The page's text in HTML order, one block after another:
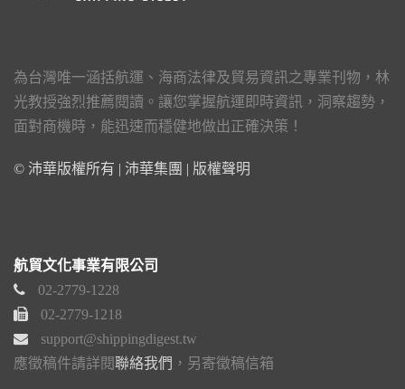
為台灣唯一涵括航運、海商法律及貿易資訊之專業刊物，林
光教授強烈推薦閱讀。讓您掌握航運即時資訊，洞察趨勢，
面對商機時，能迅速而穩健地做出正確決策！
© 沛華版權所有 | 沛華集團 | 版權聲明
航貿文化事業有限公司
02-2779-1228
02-2779-1218
support@shippingdigest.tw
應徵稿件請詳閱聯絡我們 ，另寄徵稿信箱